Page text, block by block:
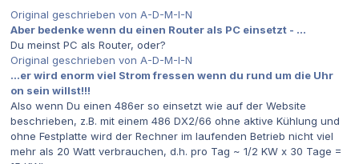
Original geschrieben von A-D-M-I-N
Aber bedenke wenn du einen Router als PC einsetzt - ...
Du meinst PC als Router, oder?
Original geschrieben von A-D-M-I-N
...er wird enorm viel Strom fressen wenn du rund um die Uhr
on sein willst!!!
Also wenn Du einen 486er so einsetzt wie auf der Website
beschrieben, z.B. mit einem 486 DX2/66 ohne aktive Kühlung und
ohne Festplatte wird der Rechner im laufenden Betrieb nicht viel
mehr als 20 Watt verbrauchen, d.h. pro Tag ~ 1/2 KW x 30 Tage =